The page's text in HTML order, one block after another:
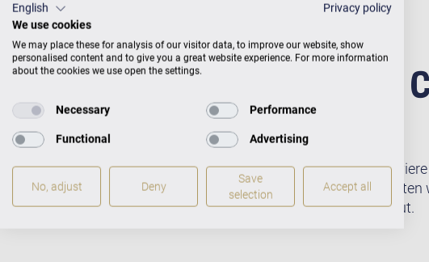
Meisterhafte
Ideal vieler
Unübertrefflich gut.
English
Privacy policy
We use cookies
We may place these for analysis of our visitor data, to improve our website, show
personalised content and to give you a great website experience. For more information
about the cookies we use open the settings.
Necessary Performance
Functional Advertising
No, adjust Deny
Save
selection
Accept all